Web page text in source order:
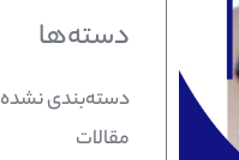
دسته‌ها
دسته‌بندی نشده
مقالات